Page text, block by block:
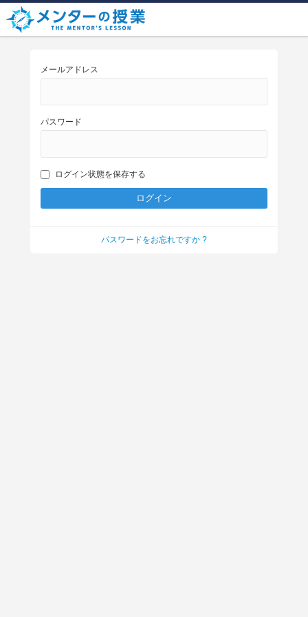
メールアドレス
パスワード
ログイン状態を保存する
パスワードをお忘れですか ?